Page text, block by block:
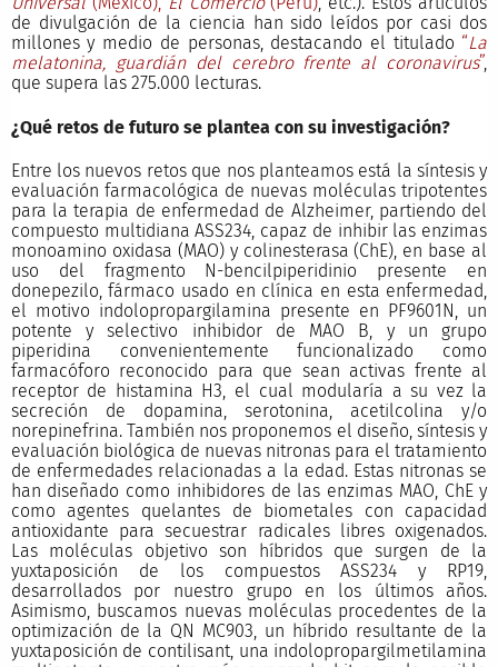
de divulgación de la ciencia han sido leídos por casi dos
millones y medio de personas, destacando el titulado “La
melatonina, guardián del cerebro frente al coronavirus”,
que supera las 275.000 lecturas.
¿Qué retos de futuro se plantea con su investigación?
Entre los nuevos retos que nos planteamos está la síntesis y
evaluación farmacológica de nuevas moléculas tripotentes
para la terapia de enfermedad de Alzheimer, partiendo del
compuesto multidiana ASS234, capaz de inhibir las enzimas
monoamino oxidasa (MAO) y colinesterasa (ChE), en base al
uso del fragmento N-bencilpiperidinio presente en
donepezilo, fármaco usado en clínica en esta enfermedad,
el motivo indolopropargilamina presente en PF9601N, un
potente y selectivo inhibidor de MAO B, y un grupo
piperidina convenientemente funcionalizado como
farmacóforo reconocido para que sean activas frente al
receptor de histamina H3, el cual modularía a su vez la
secreción de dopamina, serotonina, acetilcolina y/o
norepinefrina. También nos proponemos el diseño, síntesis y
evaluación biológica de nuevas nitronas para el tratamiento
de enfermedades relacionadas a la edad. Estas nitronas se
han diseñado como inhibidores de las enzimas MAO, ChE y
como agentes quelantes de biometales con capacidad
antioxidante para secuestrar radicales libres oxigenados.
Las moléculas objetivo son híbridos que surgen de la
yuxtaposición de los compuestos ASS234 y RP19,
desarrollados por nuestro grupo en los últimos años.
Asimismo, buscamos nuevas moléculas procedentes de la
optimización de la QN MC903, un híbrido resultante de la
yuxtaposición de contilisant, una indolopropargilmetilamina